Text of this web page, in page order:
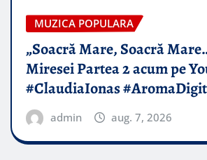
MUZICA POPULARA
„Soacră Mare, Soacră
Miresei Partea 2 acum pe
#ClaudiaIonas
admin aug. 7, 2026